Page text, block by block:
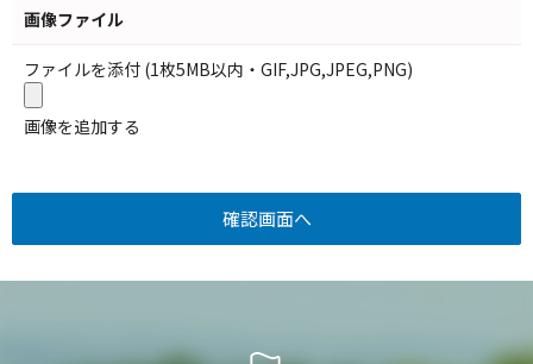
画像ファイル
ファイルを添付 (1枚5MB以内・GIF,JPG,JPEG,PNG)
画像を追加する